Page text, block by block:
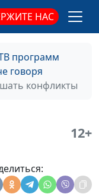
НАС
программ
говоря
конфликты
12+
Анна
Демахина,
Усатый,
#251